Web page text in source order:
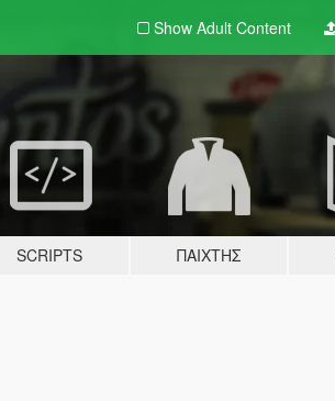
Show Adult Content
SCRIPTS ΠΑΊΧΤΗΣ